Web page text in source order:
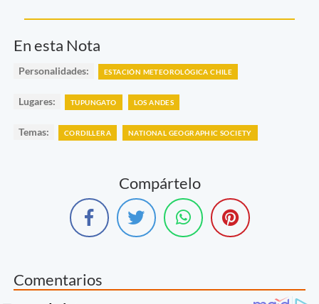
En esta Nota
Personalidades: ESTACIÓN METEOROLÓGICA CHILE
Lugares: TUPUNGATO LOS ANDES
Temas: CORDILLERA NATIONAL GEOGRAPHIC SOCIETY
Compártelo
Comentarios